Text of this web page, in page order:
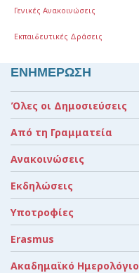
Γενικές Ανακοινώσεις
Εκπαιδευτικές Δράσεις
ΕΝΗΜΕΡΩΣΗ
Όλες οι Δημοσιεύσεις
Από τη Γραμματεία
Ανακοινώσεις
Εκδηλώσεις
Υποτροφίες
Erasmus
Ακαδημαϊκό Ημερολόγιο